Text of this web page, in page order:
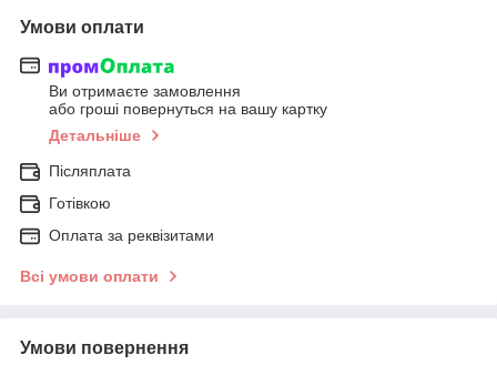
Умови оплати
Ви отримаєте замовлення
або гроші повернуться на вашу картку
Детальніше
Післяплата
Готівкою
Оплата за реквізитами
Всі умови оплати
Умови повернення